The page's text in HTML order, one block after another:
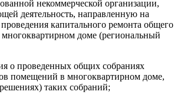
некоммерческой организации,
деятельность, направленную на
капитального ремонта общего
доме (региональный
о проведенных общих собраниях
помещений в многоквартирном доме,
таких собраний;